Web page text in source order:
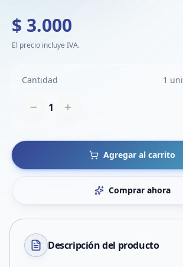
$ 3.000
El precio incluye IVA.
Cantidad 1
1
Agregar al carrito
Comprar ahora
Descripción del producto